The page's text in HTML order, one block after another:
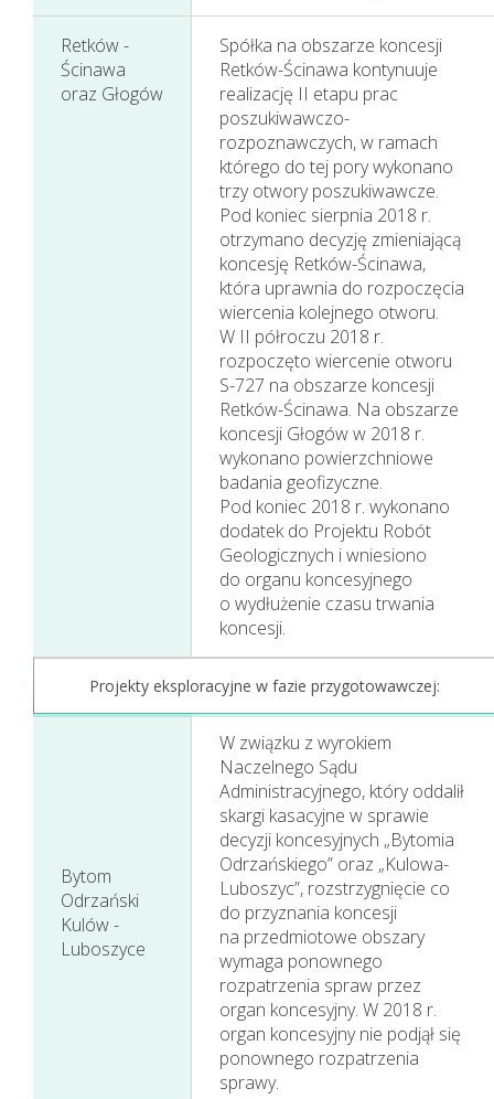
Nasza działalność i jej
wyniki w 2018 roku
Perspektywy
Retków -
Ścinawa
oraz Głogów
Spółka na obszarze koncesji
Retków-Ścinawa kontynuuje
realizację II etapu prac
poszukiwawczo-
rozpoznawczych, w ramach
którego do tej pory wykonano
trzy otwory poszukiwawcze.
Pod koniec sierpnia 2018 r.
otrzymano decyzję zmieniającą
koncesję Retków-Ścinawa,
która uprawnia do rozpoczęcia
wiercenia kolejnego otworu.
W II półroczu 2018 r.
rozpoczęto wiercenie otworu
S-727 na obszarze koncesji
Retków-Ścinawa. Na obszarze
koncesji Głogów w 2018 r.
wykonano powierzchniowe
badania geofizyczne.
Pod koniec 2018 r. wykonano
dodatek do Projektu Robót
Geologicznych i wniesiono
do organu koncesyjnego
o wydłużenie czasu trwania
koncesji.
Projekty eksploracyjne w fazie przygotowawczej:
Bytom
Odrzański
Kulów -
Luboszyce
W związku z wyrokiem
Naczelnego Sądu
Administracyjnego, który oddalił
skargi kasacyjne w sprawie
decyzji koncesyjnych „Bytomia
Odrzańskiego” oraz „Kulowa-
Luboszyc”, rozstrzygnięcie co
do przyznania koncesji
na przedmiotowe obszary
wymaga ponownego
rozpatrzenia spraw przez
organ koncesyjny. W 2018 r.
organ koncesyjny nie podjął się
ponownego rozpatrzenia
sprawy.